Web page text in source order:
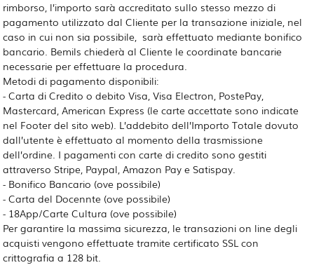
rimborso, l’importo sarà accreditato sullo stesso mezzo di
pagamento utilizzato dal Cliente per la transazione iniziale, nel
caso in cui non sia possibile, sarà effettuato mediante bonifico
bancario. Bemils chiederà al Cliente le coordinate bancarie
necessarie per effettuare la procedura.
Metodi di pagamento disponibili:
- Carta di Credito o debito Visa, Visa Electron, PostePay,
Mastercard, American Express (le carte accettate sono indicate
nel Footer del sito web). L’addebito dell’Importo Totale dovuto
dall’utente è effettuato al momento della trasmissione
dell’ordine. I pagamenti con carte di credito sono gestiti
attraverso Stripe, Paypal, Amazon Pay e Satispay.
- Bonifico Bancario (ove possibile)
- Carta del Docennte (ove possibile)
- 18App/Carte Cultura (ove possibile)
Per garantire la massima sicurezza, le transazioni on line degli
acquisti vengono effettuate tramite certificato SSL con
crittografia a 128 bit.